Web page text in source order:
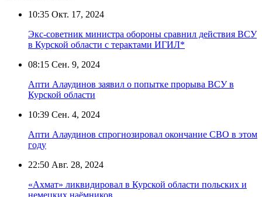
10:35 Окт. 17, 2024
Экс-советник министра обороны сравнил действия ВСУ
в Курской области с терактами ИГИЛ*
08:15 Сен. 9, 2024
Апти Алаудинов заявил о попытке прорыва ВСУ в
Курской области
10:39 Сен. 4, 2024
Апти Алаудинов спрогнозировал окончание СВО в этом
году
22:50 Авг. 28, 2024
«Ахмат» ликвидировал в Курской области польских и
немецких наёмников